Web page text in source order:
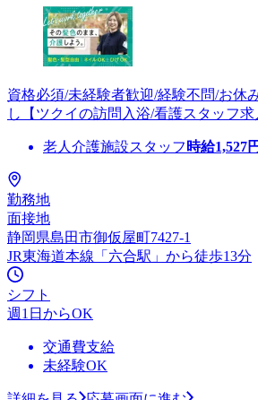
資格必須/未経験者歓迎/経験不問/お休
し【ツクイの訪問入浴/看護スタッフ求
老人介護施設スタッフ 時給1,527
勤務地
面接地
静岡県島田市御仮屋町7427-1
JR東海道本線「六合駅」から徒歩13分
シフト
週1日からOK
交通費支給
未経験OK